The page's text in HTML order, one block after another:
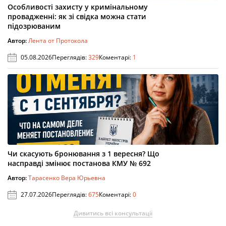
Особливості захисту у кримінальному
провадженні: як зі свідка можна стати
підозрюваним
Автор:Лента от Протокола
05.08.2026Переглядів:329Коментарі: 1
Чи скасують бронювання з 1 вересня? Що
насправді змінює постанова КМУ № 692
Автор:Тарасенко Вера Юрьевна
27.07.2026Переглядів:675Коментарі:0
Дивитись всі консультації